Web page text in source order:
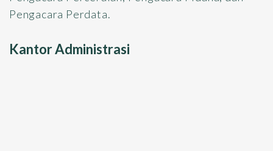
Pengacara Perdata.
Kantor Administrasi